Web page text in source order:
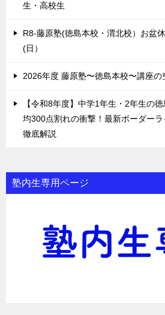
生・高校生
R8-藤原塾(徳島本校・渭北校）お盆
(日）
2026年度 藤原塾〜徳島本校〜講座の
【令和8年度】中学1年生・2年生の
均300点割れの衝撃！最新ボーダー
徹底解説
塾内生専用ページ